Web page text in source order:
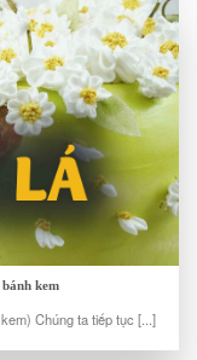
kem
Chúng ta tiếp tục [...]